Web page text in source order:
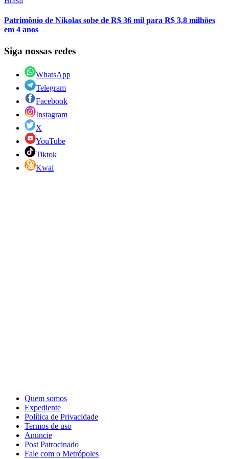
Patrimônio de Nikolas sobe de R$ 36 mil para R$ 3,8 milhões
em 4 anos
Siga nossas redes
WhatsApp
Telegram
Facebook
Instagram
X
YouTube
Tiktok
Kwai
Quem somos
Expediente
Política de Privacidade
Termos de uso
Anuncie
Post Patrocinado
Fale com o Metrópoles